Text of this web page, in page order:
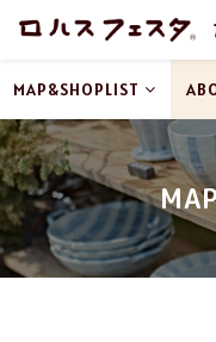
MAP&SHOPLIST